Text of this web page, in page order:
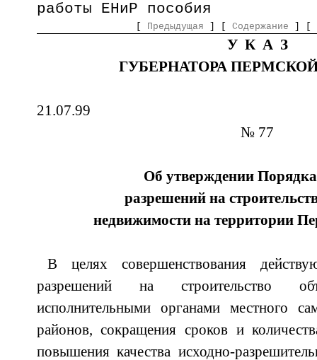
работы ЕНиР пособия
Предыдущая Содержание
У К А З
ГУБЕРНАТОРА
№ 77
Об утверждении
разрешений на
недвижимости на территории
В целях совершенствования
разрешений на строительство
исполнительными органами местного
районов, сокращения сроков и
повышения качества исходно-